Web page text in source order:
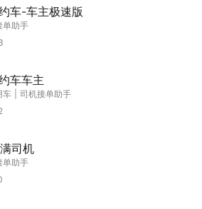
车-车主极速版
单助手
车车主
车
司机接单助手
司机
单助手